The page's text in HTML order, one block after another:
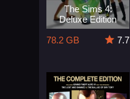
The Sims 4:
Deluxe Edition
78.2 GB
7.7